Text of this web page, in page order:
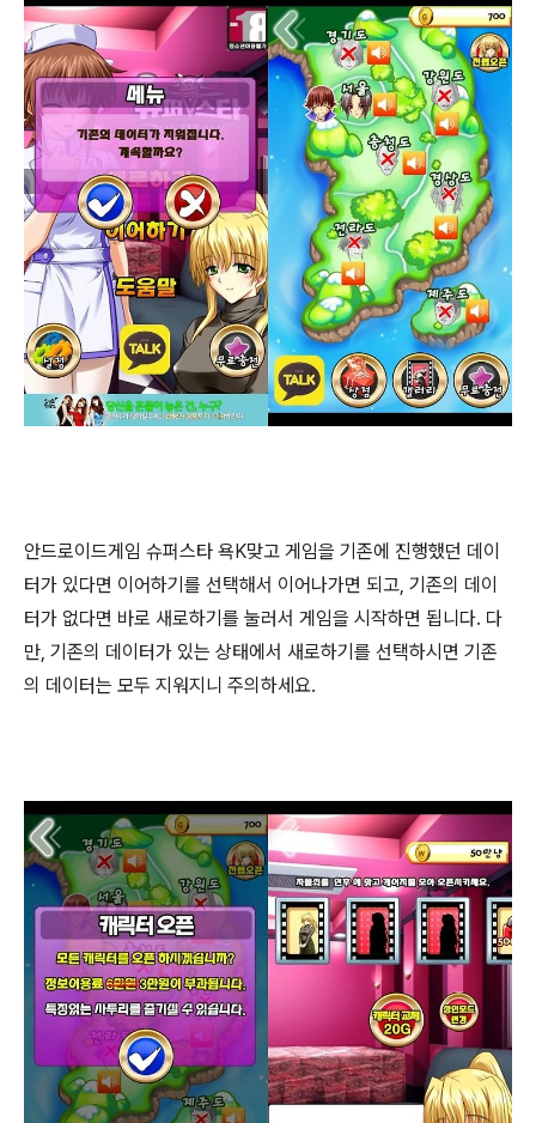
안드로이드게임 슈퍼스타 욕K맞고 게임을 기존에 진행했던 데이
터가 있다면 이어하기를 선택해서 이어나가면 되고, 기존의 데이
터가 없다면 바로 새로하기를 눌러서 게임을 시작하면 됩니다. 다
만, 기존의 데이터가 있는 상태에서 새로하기를 선택하시면 기존
의 데이터는 모두 지워지니 주의하세요.